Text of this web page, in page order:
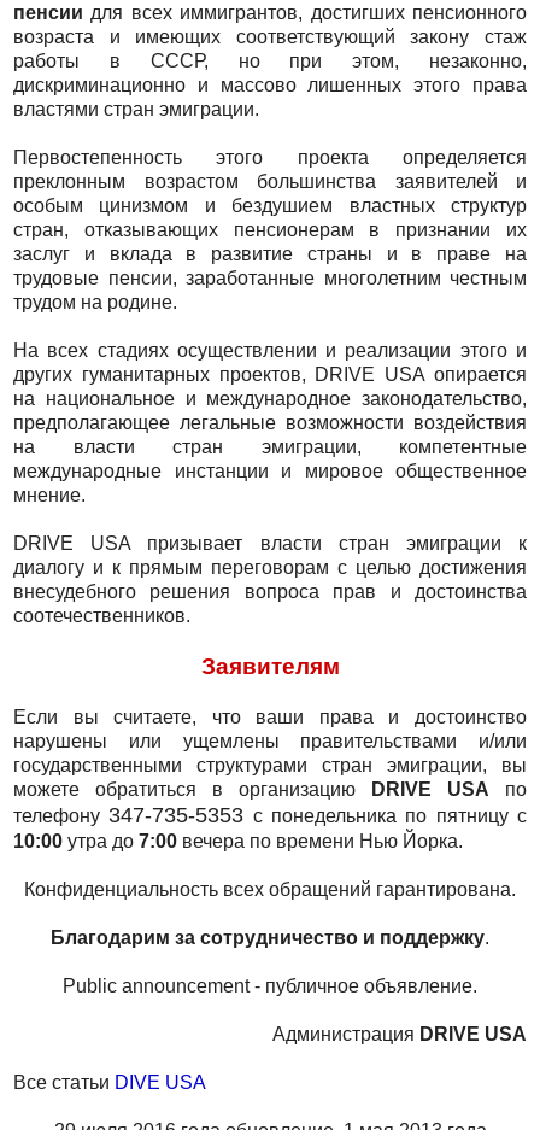
пенсии для всех иммигрантов, достигших пенсионного
возраста и имеющих соответствующий закону стаж
работы в СССР, но при этом, незаконно,
дискриминационно и массово лишенных этого права
властями стран эмиграции.
Первостепенность этого проекта определяется
преклонным возрастом большинства заявителей и
особым цинизмом и бездушием властных структур
стран, отказывающих пенсионерам в признании их
заслуг и вклада в развитие страны и в праве на
трудовые пенсии, заработанные многолетним честным
трудом на родине.
На всех стадиях осуществлении и реализации этого и
других гуманитарных проектов, DRIVE USA опирается
на национальное и международное законодательство,
предполагающее легальные возможности воздействия
на власти стран эмиграции, компетентные
международные инстанции и мировое общественное
мнение.
DRIVE USA призывает власти стран эмиграции к
диалогу и к прямым переговорам с целью достижения
внесудебного решения вопроса прав и достоинства
соотечественников.
Заявителям
Если вы считаете, что ваши права и достоинство
нарушены или ущемлены правительствами и/или
государственными структурами стран эмиграции, вы
можете обратиться в организацию
DRIVE USA по
телефону 347-735-5353 с понедельника по пятницу с
10:00 утра до 7:00 вечера по времени Нью Йорка.
Конфиденциальность всех обращений гарантирована.
Благодарим за сотрудничество и поддержку.
Public announcement - публичное объявление.
Администрация DRIVE USA
Все статьи DIVE USA